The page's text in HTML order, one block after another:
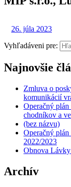
26. júla 2023
Vyhľadáveni pre:
Najnovšie
Zmluva o
komunikácií
Operačný
chodníkov a
(bez názvu)
Operačný plán
2022/2023
Obnova
Archív